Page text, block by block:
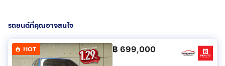
รถยนต์ที่คุณอาจสนใจ
HOT ฿ 699,000